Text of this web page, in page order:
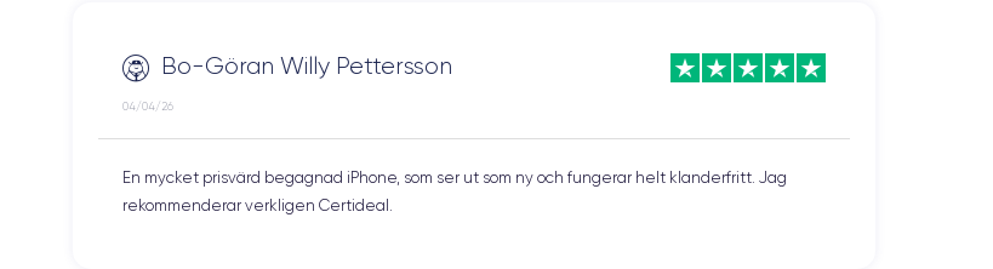
Bo-Göran Willy Pettersson
04/04/26
En mycket prisvärd begagnad iPhone, som ser ut som ny och fungerar helt klanderfritt. Jag
rekommenderar verkligen Certideal.